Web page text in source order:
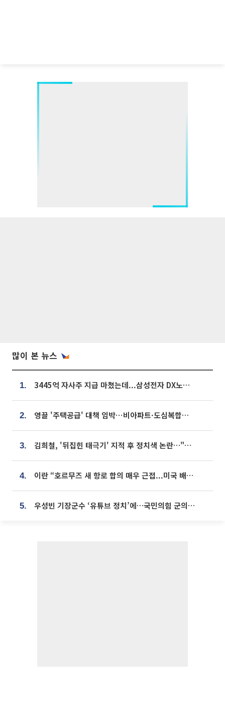
많이 본 뉴스
1. 3445억 자사주 지급 마쳤는데...삼성전자 DX노조, 뒤늦은 '떼쓰기 집회'
2. 영끌 '주택공급' 대책 임박⋯비아파트·도심복합까지 총동원
3. 김희철, '뒤집힌 태극기' 지적 후 정치색 논란…"좌우 떠나 우리나라 국기"
4. 이란 “호르무즈 새 항로 합의 매우 근접...미국 배상 먼저”
5. 우성빈 기장군수 ‘유튜브 정치’에…국민의힘 군의원들 집단 반발